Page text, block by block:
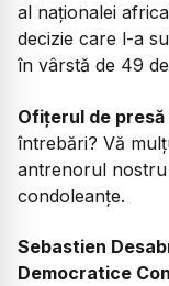
al naționalei
decizie care l-a
în vârstă de 49
Ofițerul de presă
întrebări? Vă
antrenorul nostru
condoleanțe.
Sebastien
Democratice